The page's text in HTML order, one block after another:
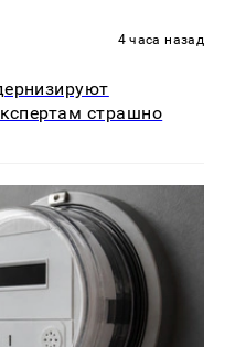
4 часа назад
страшно